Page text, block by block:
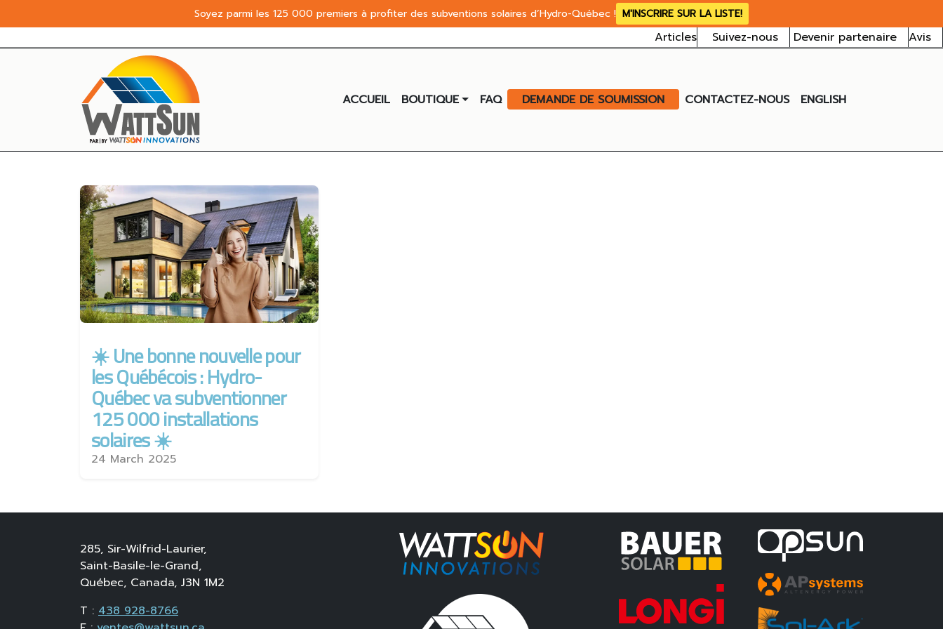
Soyez parmi les 125 000 premiers à profiter des subventions solaires d’Hydro-Québec ! M'INSCRIRE SUR LA LISTE!
Articles Suivez-nous Devenir partenaire Avis
ACCUEIL BOUTIQUE FAQ DEMANDE DE SOUMISSION CONTACTEZ-NOUS ENGLISH
☀️ Une bonne nouvelle pour
les Québécois : Hydro-
Québec va subventionner
125 000 installations
solaires ☀️
24 March 2025
285, Sir-Wilfrid-Laurier,
Saint-Basile-le-Grand,
Québec, Canada, J3N 1M2
T : 438 928-8766